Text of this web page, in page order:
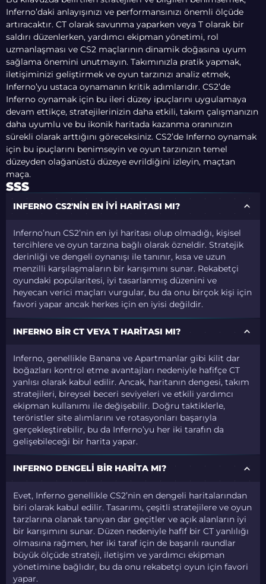
Inferno’daki anlayışınızı ve performansınızı önemli ölçüde
artıracaktır. CT olarak savunma yaparken veya T olarak bir
saldırı düzenlerken, yardımcı ekipman yönetimi, rol
uzmanlaşması ve CS2 maçlarının dinamik doğasına uyum
sağlama önemini unutmayın. Takımınızla pratik yapmak,
iletişiminizi geliştirmek ve oyun tarzınızı analiz etmek,
Inferno’yu ustaca oynamanın kritik adımlarıdır. CS2’de
Inferno oynamak için bu ileri düzey ipuçlarını uygulamaya
devam ettikçe, stratejilerinizin daha etkili, takım çalışmanızın
daha uyumlu ve bu ikonik haritada kazanma oranınızın
sürekli olarak arttığını göreceksiniz. CS2’de Inferno oynamak
için bu ipuçlarını benimseyin ve oyun tarzınızın temel
düzeyden olağanüstü düzeye evrildiğini izleyin, maçtan
maça.
SSS
INFERNO CS2'NIN EN IYI HARITASI MI?
Inferno’nun CS2’nin en iyi haritası olup olmadığı, kişisel
tercihlere ve oyun tarzına bağlı olarak özneldir. Stratejik
derinliği ve dengeli oynanışı ile tanınır, kısa ve uzun
menzilli karşılaşmaların bir karışımını sunar. Rekabetçi
oyundaki popülaritesi, iyi tasarlanmış düzenini ve
heyecan verici maçları vurgular, bu da onu birçok kişi için
favori yapar ancak herkes için en iyisi değildir.
INFERNO BIR CT VEYA T HARITASI MI?
Inferno, genellikle Banana ve Apartmanlar gibi kilit dar
boğazları kontrol etme avantajları nedeniyle hafifçe CT
yanlısı olarak kabul edilir. Ancak, haritanın dengesi, takım
stratejileri, bireysel beceri seviyeleri ve etkili yardımcı
ekipman kullanımı ile değişebilir. Doğru taktiklerle,
teröristler site alımlarını ve rotasyonları başarıyla
gerçekleştirebilir, bu da Inferno’yu her iki tarafın da
gelişebileceği bir harita yapar.
INFERNO DENGELI BIR HARITA MI?
Evet, Inferno genellikle CS2’nin en dengeli haritalarından
biri olarak kabul edilir. Tasarımı, çeşitli stratejilere ve oyun
tarzlarına olanak tanıyan dar geçitler ve açık alanların iyi
bir karışımını sunar. Düzen nedeniyle hafif bir CT yanlılığı
olmasına rağmen, her iki taraf için de başarılı raundlar
büyük ölçüde strateji, iletişim ve yardımcı ekipman
yönetimine bağlıdır, bu da onu rekabetçi oyun için favori
yapar.